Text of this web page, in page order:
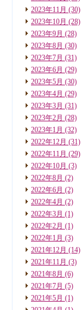
2023年11月 (30)
2023年10月 (28)
2023年9月 (28)
2023年8月 (30)
2023年7月 (31)
2023年6月 (29)
2023年5月 (30)
2023年4月 (29)
2023年3月 (31)
2023年2月 (28)
2023年1月 (32)
2022年12月 (31)
2022年11月 (29)
2022年10月 (3)
2022年8月 (2)
2022年6月 (2)
2022年4月 (2)
2022年3月 (1)
2022年2月 (1)
2022年1月 (3)
2021年12月 (14)
2021年11月 (3)
2021年8月 (6)
2021年7月 (5)
2021年5月 (1)